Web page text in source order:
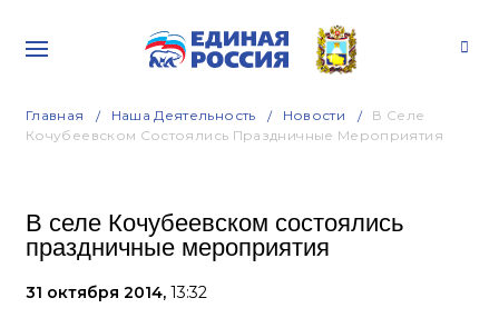
Главная Наша Деятельность Новости
В Селе
Кочубеевском Состоялись Праздничные Мероприятия
В селе Кочубеевском состоялись
праздничные мероприятия
31 октября 2014, 13:32